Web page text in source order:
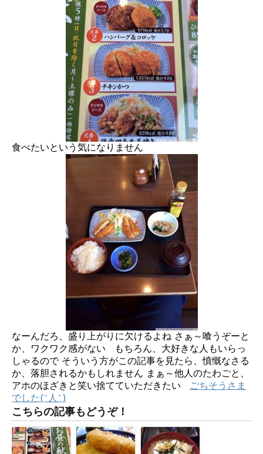
食べたいという気になりません
なーんだろ、盛り上がりに欠けるよね さぁ～喰うぞーと
か、ワクワク感がない もちろん、大好きな人もいらっ
しゃるので そういう方がこの記事を見たら、憤慨なさる
か、落胆されるかもしれません まぁ～他人のたわごと、
アホのほざきと笑い捨てていただきたい
ごちそうさま
でした(^人^)
こちらの記事もどうぞ！